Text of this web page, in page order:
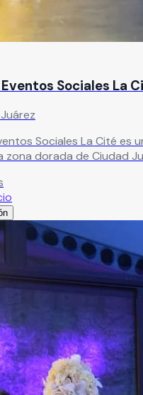
Sociales La
Sociales La Cité es
zona dorada de Ciudad
de distintas
para organizar
eventos empresariales y
integrales lo
para celebraciones de